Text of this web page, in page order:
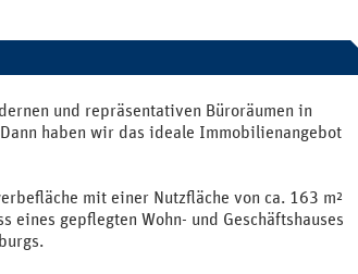
und repräsentativen Büroräumen in
haben wir das ideale Immobilienangebot
mit einer Nutzfläche von ca. 163 m²
eines gepflegten Wohn- und Geschäftshauses